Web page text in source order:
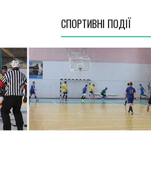
СПОРТИВНI ПОДІЇ